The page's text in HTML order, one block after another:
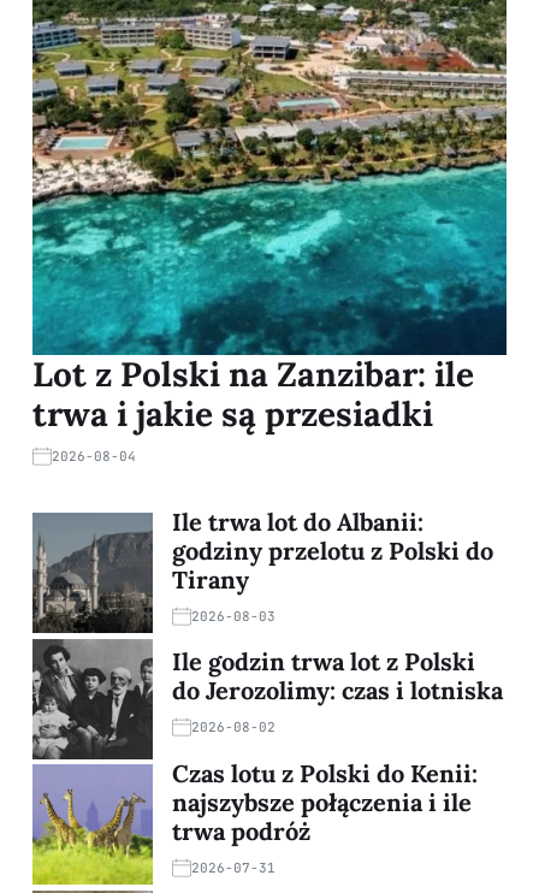
Lot z Polski na Zanzibar: ile
trwa i jakie są przesiadki
2026-08-04
Ile trwa lot do Albanii:
godziny przelotu z Polski do
Tirany
2026-08-03
Ile godzin trwa lot z Polski
do Jerozolimy: czas i lotniska
2026-08-02
Czas lotu z Polski do Kenii:
najszybsze połączenia i ile
trwa podróż
2026-07-31